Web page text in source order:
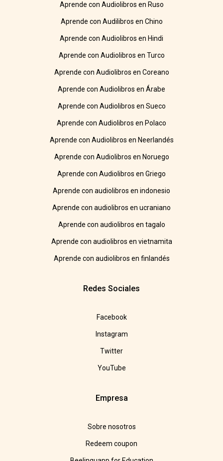
Aprende con Audiolibros en Ruso
Aprende con Audilibros en Chino
Aprende con Audiolibros en Hindi
Aprende con Audiolibros en Turco
Aprende con Audiolibros en Coreano
Aprende con Audiolibros en Árabe
Aprende con Audiolibros en Sueco
Aprende con Audiolibros en Polaco
Aprende con Audiolibros en Neerlandés
Aprende con Audiolibros en Noruego
Aprende con Audiolibros en Griego
Aprende con audiolibros en indonesio
Aprende con audiolibros en ucraniano
Aprende con audiolibros en tagalo
Aprende con audiolibros en vietnamita
Aprende con audiolibros en finlandés
Redes Sociales
Facebook
Instagram
Twitter
YouTube
Empresa
Sobre nosotros
Redeem coupon